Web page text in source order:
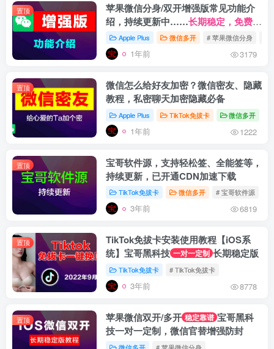
置顶
苹果微信分身/双开增强版常见功能介
绍，持续更新中……长期稳定，免费更
新。Apple Plus 微信多开 # 苹果微信分身
1年前 3179
置顶
微信怎么给好友加密？微信密友、隐藏
教程，私密聊天加密隐藏必备
Apple Plus TikTok免拔卡 微信多开
1年前 1222
置顶
宝哥软件源，支持轻松签、全能签等，
持续更新，已开通CDN加速下载
TikTok免拔卡 微信多开 # 宝哥软件源
3年前 6819
置顶
TikTok免拔卡安装使用教程【iOS系
统】宝哥黑科技 一对一定制 长期稳定版
TikTok免拔卡 # TikTok免拔卡
3年前 8778
置顶 苹果微信双开/多开 稳定靠谱 宝哥黑科
技一对一定制，微信官替增强防封
微信多开 # 苹果微信分身